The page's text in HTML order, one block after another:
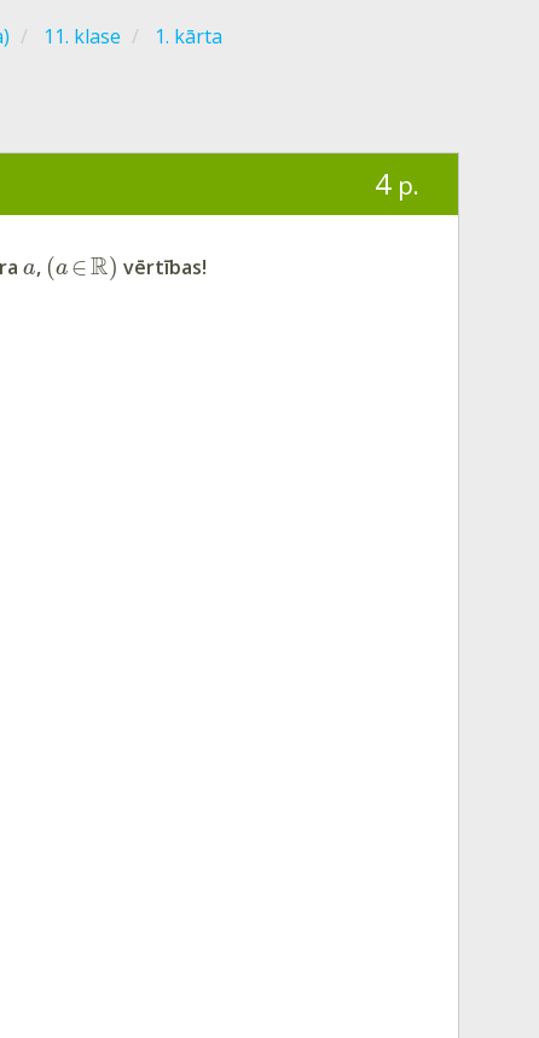
11. klase 1. kārta
4 p.
a, (a ∈R) vērtības!